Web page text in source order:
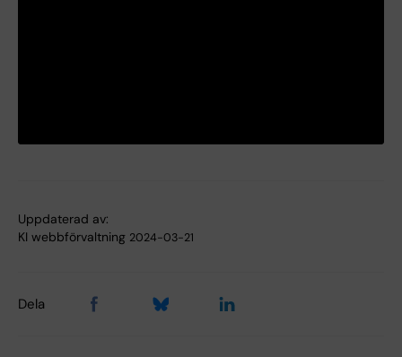
Uppdaterad av:
KI webbförvaltning 2024-03-21
Dela